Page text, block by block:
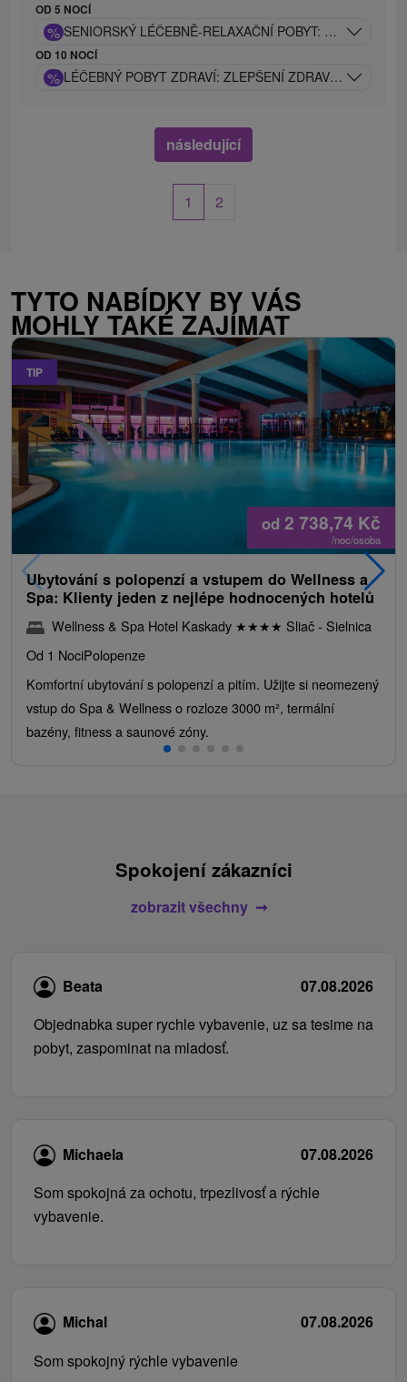
OD 5 NOCÍ
% SENIORSKÝ LÉČEBNĚ-RELAXAČNÍ POBYT: ZLATÉ DNY
OD 10 NOCÍ
% LÉČEBNÝ POBYT ZDRAVÍ: ZLEPŠENÍ ZDRAVOTNÍHO
následující
1 2
TYTO NABÍDKY BY VÁS
MOHLY TAKÉ ZAJÍMAT
TIP
od 2 738,74 Kč
/noc/osoba
Ubytování s polopenzí a vstupem do Wellness a
Spa: Klienty jeden z nejlépe hodnocených hotelů
Wellness & Spa Hotel Kaskady ★★★★ Sliač - Sielnica
Od 1 NociPolopenze
Komfortní ubytování s polopenzí a pitím. Užijte si neomezený
vstup do Spa & Wellness o rozloze 3000 m², termální
bazény, fitness a saunové zóny.
Spokojení zákazníci
zobrazit všechny
Beata
07.08.2026
Objednabka super rychle vybavenie, uz sa tesime na
pobyt, zaspominat na mladosť.
Michaela
07.08.2026
Som spokojná za ochotu, trpezlivosť a rýchle
vybavenie.
Michal
07.08.2026
Som spokojný rýchle vybavenie